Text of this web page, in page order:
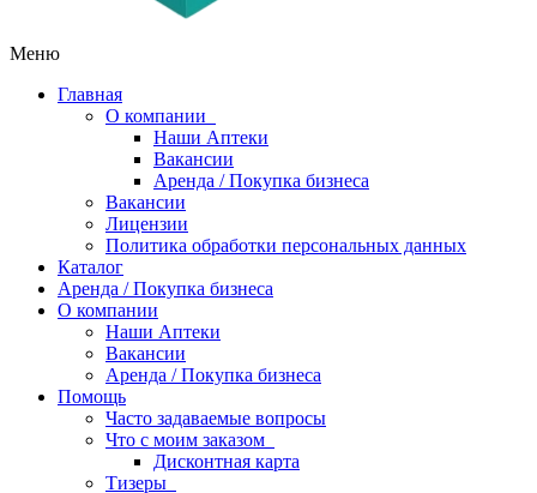
Меню
Главная
О компании
Наши Аптеки
Вакансии
Аренда / Покупка бизнеса
Вакансии
Лицензии
Политика обработки персональных данных
Каталог
Аренда / Покупка бизнеса
О компании
Наши Аптеки
Вакансии
Аренда / Покупка бизнеса
Помощь
Часто задаваемые вопросы
Что с моим заказом
Дисконтная карта
Тизеры